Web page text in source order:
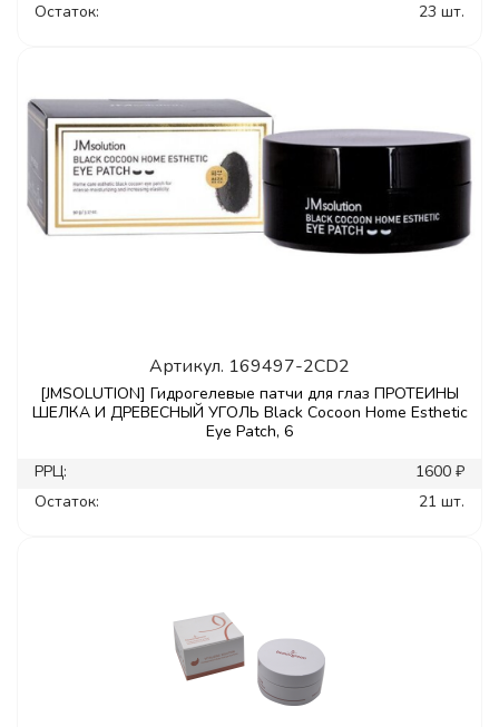
Остаток:
23 шт.
Артикул. 169497-2CD2
[JMSOLUTION] Гидрогелевые патчи для глаз ПРОТЕИНЫ
ШЕЛКА И ДРЕВЕСНЫЙ УГОЛЬ Black Cocoon Home Esthetic
Eye Patch, 6
РРЦ:
1600 ₽
Остаток:
21 шт.